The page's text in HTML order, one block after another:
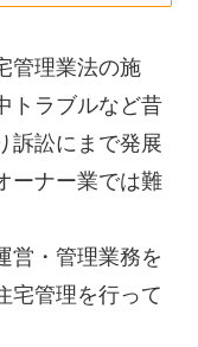
管理業法の施
トラブルなど昔
訴訟にまで発展
ーナー業では難
営・管理業務を
宅管理を行って